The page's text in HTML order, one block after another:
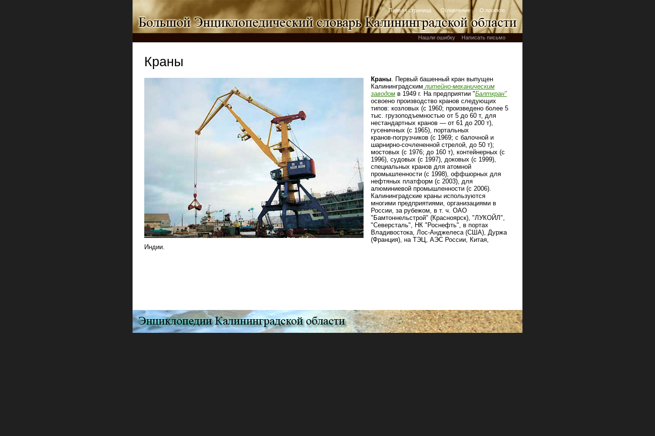
Первая страница Оглавление О проекте
Нашли ошибку Написать письмо
Краны
Краны. Первый башенный кран выпущен
Калининградским литейно-механическим
заводом в 1949 г. На предприятии "Балткран"
освоено производство кранов следующих
типов: козловых (с 1960; произведено более 5
тыс. грузоподъемностью от 5 до 60 т, для
нестандартных кранов — от 61 до 200 т),
гусеничных (с 1965), портальных
кранов‑погрузчиков (с 1969; с балочной и
шарнирно-сочлененной стрелой, до 50 т);
мостовых (с 1976; до 160 т), контейнерных (с
1996), судовых (с 1997), доковых (с 1999),
специальных кранов для атомной
промышленности (с 1998), оффшорных для
нефтяных платформ (с 2003), для
алюминиевой промышленности (с 2006).
Калининградские краны используются
многими предприятиями, организациями в
России, за рубежом, в т. ч. ОАО
"Бамтоннельстрой" (Красноярск), "ЛУКОЙЛ",
"Северсталь", НК "Роснефть", в портах
Владивостока, Лос-Анджелеса (США), Дуржа
(Франция), на ТЭЦ, АЭС России, Китая,
Индии.